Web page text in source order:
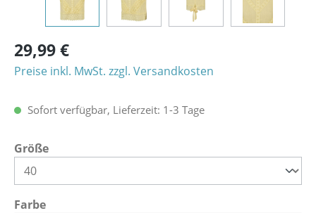
29,99 €
Preise inkl. MwSt. zzgl. Versandkosten
Sofort verfügbar, Lieferzeit: 1-3 Tage
Größeauswählen
Farbeauswählen